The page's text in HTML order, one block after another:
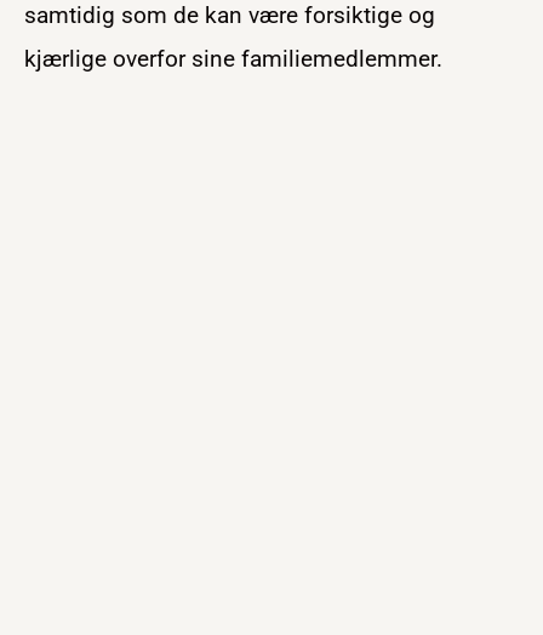
samtidig som de kan være forsiktige og
kjærlige overfor sine familiemedlemmer.